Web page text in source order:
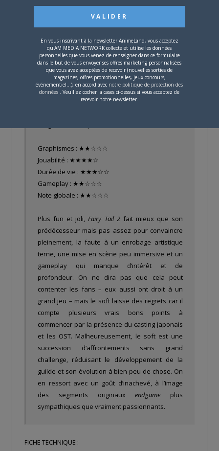
Les plus :
Un A-RPG plus vivant queFairy Tail
Le doublage et les OST
De beaux artworks
Les séquences inéditesendgame
Les moins :
Des combats rapidement limités
Artistiquement désincarné
Graphismes : ★★☆☆☆
Jouabilité : ★★★★☆
Durée de vie : ★★★☆☆
Gameplay : ★★☆☆☆
Note globale : ★★☆☆☆
Plus fun et joli,Fairy Tail 2fait mieux que son
prédécesseur mais pas assez pour convaincre
pleinement, la faute à un enrobage artistique
terne, une mise en scène peu immersive et un
gameplay qui manque d’intérêt et de
profondeur. On ne dira pas que cela peut
contenter les fans – eux aussi ont droit à un
grand jeu – mais le soft laisse des regrets car il
compte plusieurs vrais bons points à
commencer par la présence du casting japonais
et les OST. Malheureusement, le soft est une
succession d’affrontements sans grand
challenge, réduisant le développement de la
guilde et son évolution à bien peu de chose. On
en ressort avec un goût d’inachevé, à l’image
des segments originauxendgame plus
sympathiques que vraiment passionnants.
FICHE TECHNIQUE :
En vous inscrivant à la newsletter AnimeLand, vous acceptez
qu'AM MEDIA NETWORK collecte et utilise les données
personnelles que vous venez de renseigner dans ce formulaire
dans le but de vous envoyer ses offres marketing personnalisées
que vous avez acceptées de recevoir (nouvelles sorties de
magazines, offres promotionnelles, jeux-concours,
événementiel...), en accord avec notre politique de protection des
données . Veuillez cocher la cases ci-dessus si vous acceptez de
recevoir notre newsletter.